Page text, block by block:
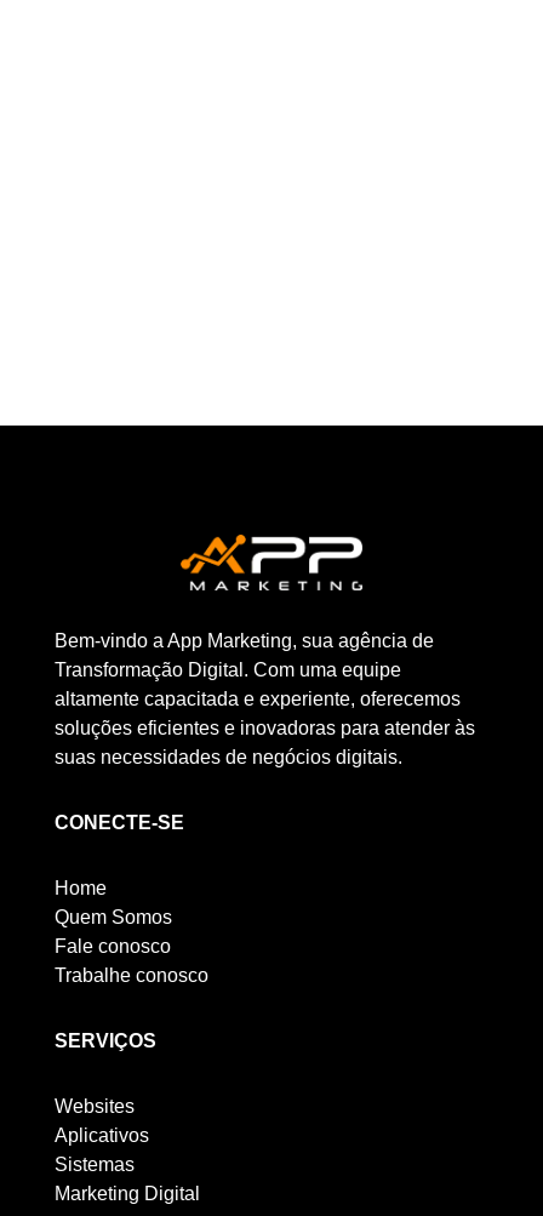
Bem-vindo a App Marketing, sua agência de
Transformação Digital. Com uma equipe
altamente capacitada e experiente, oferecemos
soluções eficientes e inovadoras para atender às
suas necessidades de negócios digitais.
CONECTE-SE
Home
Quem Somos
Fale conosco
Trabalhe conosco
SERVIÇOS
Websites
Aplicativos
Sistemas
Marketing Digital